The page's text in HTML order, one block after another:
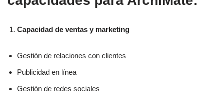
Capacidad de ventas y marketing
Gestión de relaciones con clientes
Publicidad en línea
Gestión de redes sociales